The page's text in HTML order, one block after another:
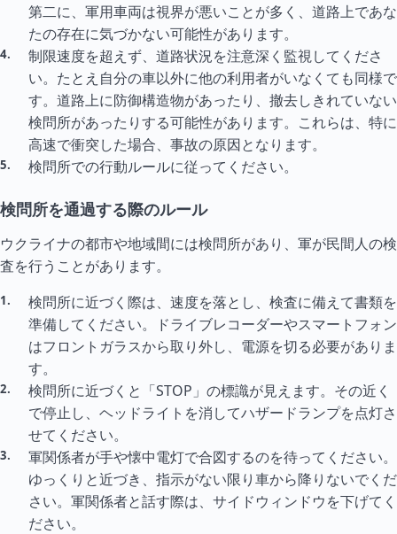
第二に、軍用車両は視界が悪いことが多く、道路上であな
たの存在に気づかない可能性があります。
制限速度を超えず、道路状況を注意深く監視してくださ
い。たとえ自分の車以外に他の利用者がいなくても同様で
す。道路上に防御構造物があったり、撤去しきれていない
検問所があったりする可能性があります。これらは、特に
高速で衝突した場合、事故の原因となります。
検問所での行動ルールに従ってください。
検問所を通過する際のルール
ウクライナの都市や地域間には検問所があり、軍が民間人の検
査を行うことがあります。
検問所に近づく際は、速度を落とし、検査に備えて書類を
準備してください。ドライブレコーダーやスマートフォン
はフロントガラスから取り外し、電源を切る必要がありま
す。
検問所に近づくと「STOP」の標識が見えます。その近く
で停止し、ヘッドライトを消してハザードランプを点灯さ
せてください。
軍関係者が手や懐中電灯で合図するのを待ってください。
ゆっくりと近づき、指示がない限り車から降りないでくだ
さい。軍関係者と話す際は、サイドウィンドウを下げてく
ださい。